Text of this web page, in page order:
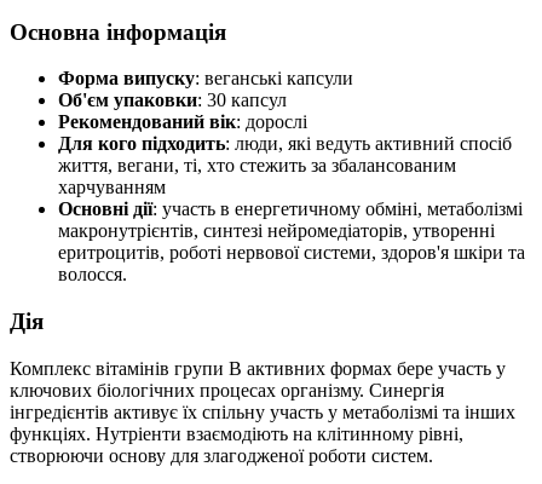
Основна інформація
Форма випуску: веганські капсули
Об'єм упаковки: 30 капсул
Рекомендований вік: дорослі
Для кого підходить: люди, які ведуть активний спосіб
життя, вегани, ті, хто стежить за збалансованим
харчуванням
Основні дії: участь в енергетичному обміні, метаболізмі
макронутрієнтів, синтезі нейромедіаторів, утворенні
еритроцитів, роботі нервової системи, здоров'я шкіри та
волосся.
Дія
Комплекс вітамінів групи B активних формах бере участь у
ключових біологічних процесах організму. Синергія
інгредієнтів активує їх спільну участь у метаболізмі та інших
функціях. Нутріенти взаємодіють на клітинному рівні,
створюючи основу для злагодженої роботи систем.